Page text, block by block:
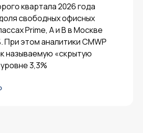
квартала 2026 года
свободных офисных
Prime, A и B в Москве
При этом аналитики CMWP
называемую «скрытую
3,3%